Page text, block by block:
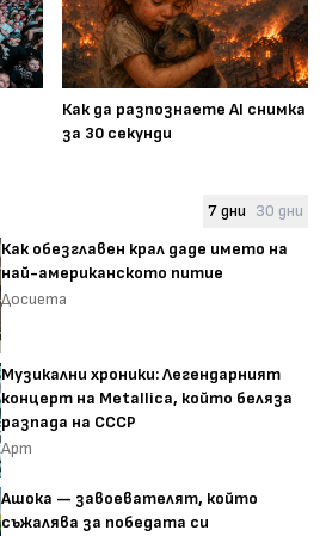
Как да разпознаете AI снимка
за 30 секунди
7 дни 30 дни
Как обезглавен крал даде името на
най-американското питие
Досиета
Музикални хроники: Легендарният
концерт на Metallica, който беляза
разпада на СССР
Арт
Ашока — завоевателят, който
съжалява за победата си